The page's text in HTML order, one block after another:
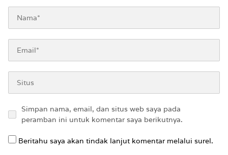
Simpan nama, email, dan situs web saya pada
peramban ini untuk komentar saya berikutnya.
Beritahu saya akan tindak lanjut komentar melalui surel.